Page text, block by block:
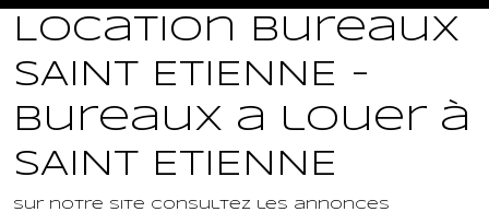
Location Bureaux
SAINT ETIENNE -
Bureaux a louer à
SAINT ETIENNE
Sur notre site consultez les annonces